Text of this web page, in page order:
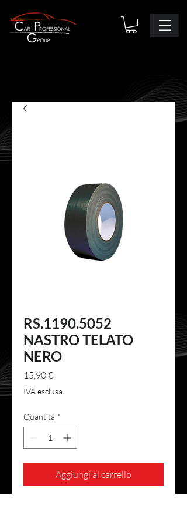
RS.1190.5052
NASTRO TELATO
NERO
15,90 €Prezzo
IVA esclusa
Quantità *
Aggiungi al carrello